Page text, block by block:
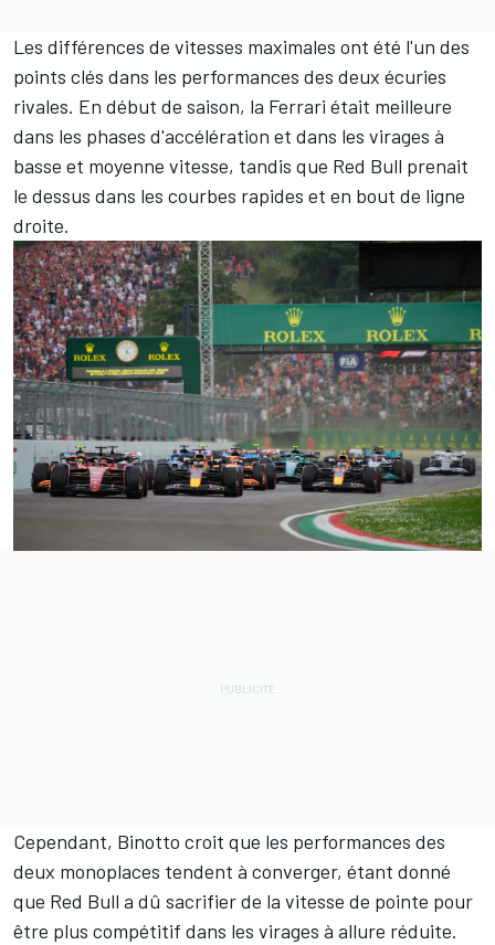
Les différences de vitesses maximales ont été l'un des
points clés dans les performances des deux écuries
rivales. En début de saison, la Ferrari était meilleure
dans les phases d'accélération et dans les virages à
basse et moyenne vitesse, tandis que Red Bull prenait
le dessus dans les courbes rapides et en bout de ligne
droite.
Cependant, Binotto croit que les performances des
deux monoplaces tendent à converger, étant donné
que Red Bull a dû sacrifier de la vitesse de pointe pour
être plus compétitif dans les virages à allure réduite.